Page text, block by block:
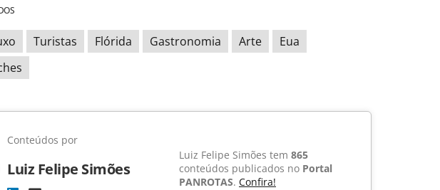
Turistas Flórida Gastronomia Arte
Eua
Conteúdos por
Luiz Felipe Simões
Luiz Felipe Simões tem 865
conteúdos publicados no Portal
PANROTAS. Confira!